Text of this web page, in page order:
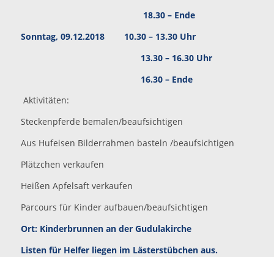
18.30 – Ende
Sonntag, 09.12.2018 10.30 – 13.30 Uhr
13.30 – 16.30 Uhr
16.30 – Ende
Aktivitäten:
Steckenpferde bemalen/beaufsichtigen
Aus Hufeisen Bilderrahmen basteln /beaufsichtigen
Plätzchen verkaufen
Heißen Apfelsaft verkaufen
Parcours für Kinder aufbauen/beaufsichtigen
Ort: Kinderbrunnen an der Gudulakirche
Listen für Helfer liegen im Lästerstübchen aus.